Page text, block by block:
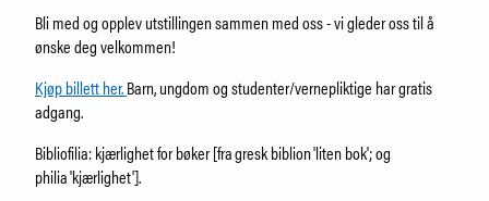
Bli med og opplev utstillingen sammen med oss - vi gleder oss til å
ønske deg velkommen!
Kjøp billett her.Barn, ungdom og studenter/vernepliktige har gratis
adgang.
Bibliofilia: kjærlighet for bøker [fra gresk biblion 'liten bok'; og
philia 'kjærlighet'].